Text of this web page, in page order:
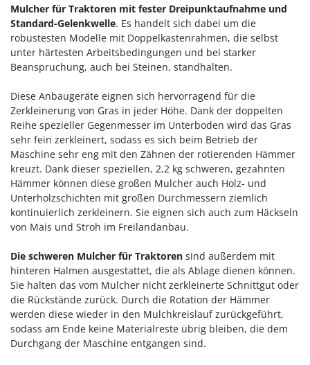
Mulcher für Traktoren mit fester Dreipunktaufnahme und
Standard-Gelenkwelle. Es handelt sich dabei um die
robustesten Modelle mit Doppelkastenrahmen, die selbst
unter härtesten Arbeitsbedingungen und bei starker
Beanspruchung, auch bei Steinen, standhalten.
Diese Anbaugeräte eignen sich hervorragend für die
Zerkleinerung von Gras in jeder Höhe. Dank der doppelten
Reihe spezieller Gegenmesser im Unterboden wird das Gras
sehr fein zerkleinert, sodass es sich beim Betrieb der
Maschine sehr eng mit den Zähnen der rotierenden Hämmer
kreuzt. Dank dieser speziellen, 2,2 kg schweren, gezahnten
Hämmer können diese großen Mulcher auch Holz- und
Unterholzschichten mit großen Durchmessern ziemlich
kontinuierlich zerkleinern. Sie eignen sich auch zum Häckseln
von Mais und Stroh im Freilandanbau.
Die schweren Mulcher für Traktoren sind außerdem mit
hinteren Halmen ausgestattet, die als Ablage dienen können.
Sie halten das vom Mulcher nicht zerkleinerte Schnittgut oder
die Rückstände zurück. Durch die Rotation der Hämmer
werden diese wieder in den Mulchkreislauf zurückgeführt,
sodass am Ende keine Materialreste übrig bleiben, die dem
Durchgang der Maschine entgangen sind.